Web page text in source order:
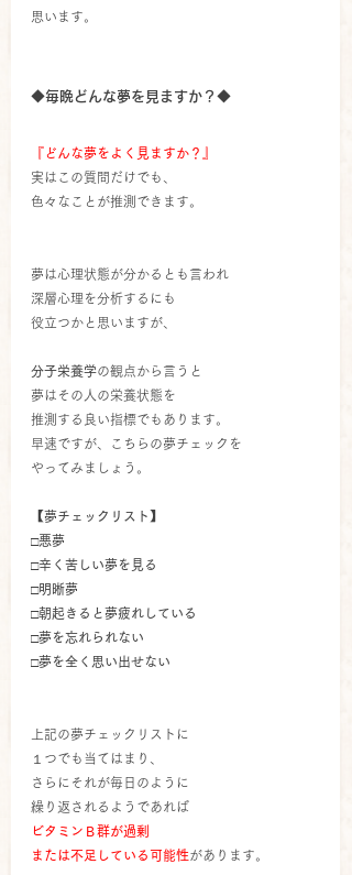
思います。
◆毎晩どんな夢を見ますか？◆
『どんな夢をよく見ますか？』
実はこの質問だけでも、
色々なことが推測できます。
夢は心理状態が分かるとも言われ
深層心理を分析するにも
役立つかと思いますが、
分子栄養学の観点から言うと
夢はその人の栄養状態を
推測する良い指標でもあります。
早速ですが、こちらの夢チェックを
やってみましょう。
【夢チェックリスト】
□悪夢
□辛く苦しい夢を見る
□明晰夢
□朝起きると夢疲れしている
□夢を忘れられない
□夢を全く思い出せない
上記の夢チェックリストに
１つでも当てはまり、
さらにそれが毎日のように
繰り返されるようであれば
ビタミンＢ群が過剰
または不足している可能性があります。